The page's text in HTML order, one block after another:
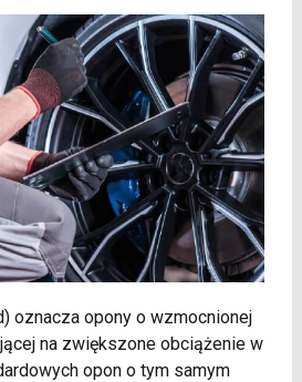
oznacza opony o wzmocnionej
na zwiększone obciążenie w
opon o tym samym